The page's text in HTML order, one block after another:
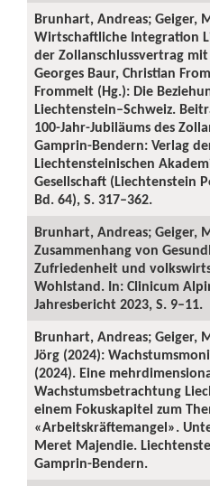
Brunhart, Andreas; Geiger,
Wirtschaftliche Integration
der Zollanschlussvertrag
Georges Baur, Christian
Frommelt (Hg.): Die
Liechtenstein–Schweiz.
100-Jahr-Jubiläums des
Gamprin-Bendern: Verlag
Liechtensteinischen
Gesellschaft (Liechtenstein
Bd. 64), S. 317–362.
Brunhart, Andreas; Geiger,
Zusammenhang von
Zufriedenheit und
Wohlstand. In: Clinicum
Jahresbericht 2023, S. 9–11.
Brunhart, Andreas; Geiger,
Jörg (2024):
(2024). Eine
Wachstumsbetrachtung
einem Fokuskapitel zum
«Arbeitskräftemangel».
Meret Majendie.
Gamprin-Bendern.